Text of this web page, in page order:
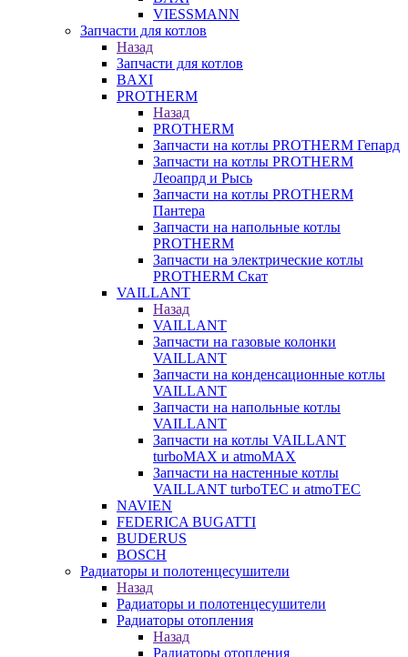
VIESSMANN
Запчасти для котлов
Назад
Запчасти для котлов
BAXI
PROTHERM
Назад
PROTHERM
Запчасти на котлы PROTHERM Гепард
Запчасти на котлы PROTHERM
Леоапрд и Рысь
Запчасти на котлы PROTHERM
Пантера
Запчасти на напольные котлы
PROTHERM
Запчасти на электрические котлы
PROTHERM Скат
VAILLANT
Назад
VAILLANT
Запчасти на газовые колонки
VAILLANT
Запчасти на конденсационные котлы
VAILLANT
Запчасти на напольные котлы
VAILLANT
Запчасти на котлы VAILLANT
turboMAX и atmoMAX
Запчасти на настенные котлы
VAILLANT turboTEC и atmoTEC
NAVIEN
FEDERICA BUGATTI
BUDERUS
BOSCH
Радиаторы и полотенцесушители
Назад
Радиаторы и полотенцесушители
Радиаторы отопления
Назад
Радиаторы отопления